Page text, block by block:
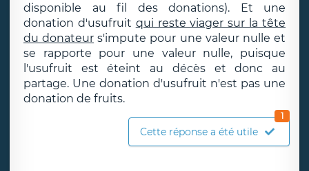
disponible au fil des donations). Et une
donation d'usufruit qui reste viager sur la tête
du donateur s'impute pour une valeur nulle et
se rapporte pour une valeur nulle, puisque
l'usufruit est éteint au décès et donc au
partage. Une donation d'usufruit n'est pas une
donation de fruits.
Cette réponse a été utile
1